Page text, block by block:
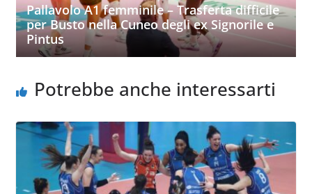
Pallavolo A1 femminile – Trasferta difficile
per Busto nella Cuneo degli ex Signorile e
Pintus
Potrebbe anche interessarti